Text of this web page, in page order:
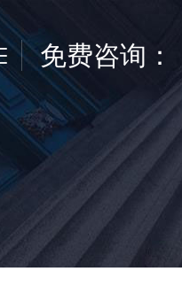
免费咨询：